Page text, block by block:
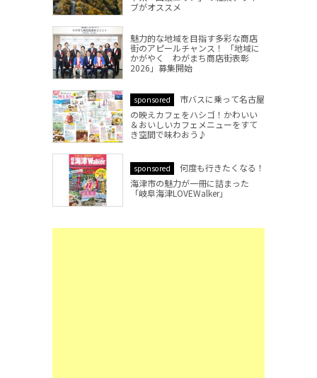
ブがオススメ
魅力的な地域を目指す多彩な商店
街のアピールチャンス！ 「地域に
かがやく わがまち商店街表彰
2026」募集開始
sponsored
市バスに乗って名古屋
の映えカフェをハシゴ！かわいい
＆おいしいカフェメニューをすて
き空間で味わおう♪
sponsored
何度も行きたくなる！
海津市の魅力が一冊に詰まった
「岐阜海津LOVEWalker」